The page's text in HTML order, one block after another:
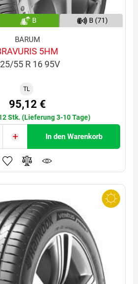
B B (71)
BARUM
5HM
55 R 16 95V
TL
95,12 €
Stk. (Lieferung 3-10 Tage)
In den Warenkorb